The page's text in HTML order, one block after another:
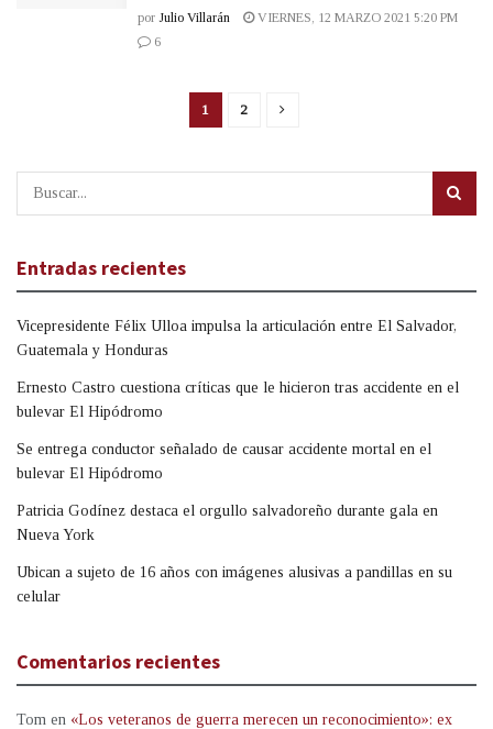
por Julio Villarán
VIERNES, 12 MARZO 2021 5:20 PM
6
1 2
Entradas recientes
Vicepresidente Félix Ulloa impulsa la articulación entre El Salvador,
Guatemala y Honduras
Ernesto Castro cuestiona críticas que le hicieron tras accidente en el
bulevar El Hipódromo
Se entrega conductor señalado de causar accidente mortal en el
bulevar El Hipódromo
Patricia Godínez destaca el orgullo salvadoreño durante gala en
Nueva York
Ubican a sujeto de 16 años con imágenes alusivas a pandillas en su
celular
Comentarios recientes
Tom en «Los veteranos de guerra merecen un reconocimiento»: ex